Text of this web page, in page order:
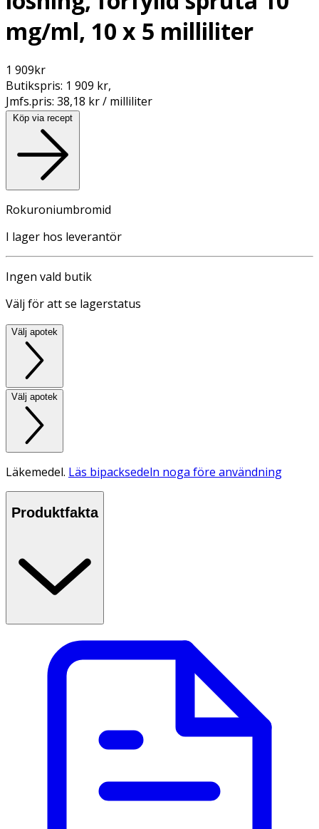
mg/ml, 10 x 5 milliliter
1 909kr
Butikspris: 1 909 kr,
Jmfs.pris: 38,18 kr / milliliter
Köp via recept
Rokuroniumbromid
I lager hos leverantör
Ingen vald butik
Välj för att se lagerstatus
Välj apotek
Välj apotek
Läkemedel. Läs bipacksedeln noga före användning
Produktfakta